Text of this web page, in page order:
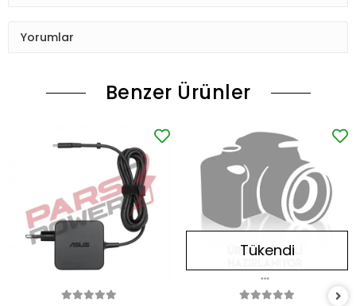
Yorumlar
Benzer Ürünler
Tükendi